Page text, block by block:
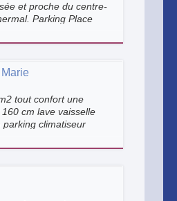
et proche du centre-
Parking Place
tout confort une
cm lave vaisselle
parking climatiseur